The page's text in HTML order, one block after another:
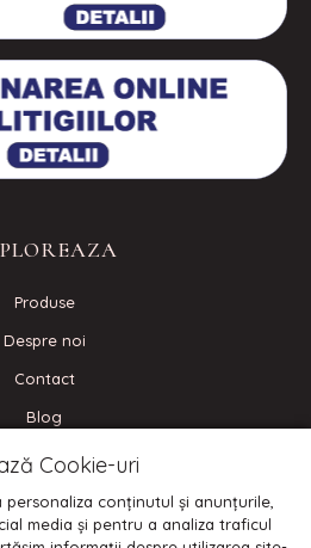
Produse
Despre noi
Contact
Blog
TE
Cookie-uri
conținutul și anunțurile,
media și pentru a analiza traficul